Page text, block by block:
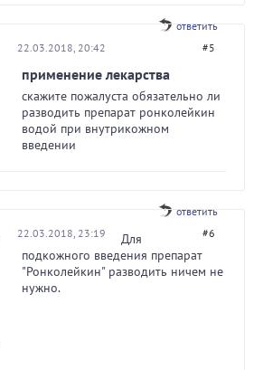
ответить
22.03.2018, 20:42 #5
применение лекарства
скажите пожалуста обязательно ли
разводить препарат ронколейкин
водой при внутрикожном
введении
ответить
22.03.2018, 23:19 #6
Для
подкожного введения препарат
"Ронколейкин" разводить ничем не
нужно.